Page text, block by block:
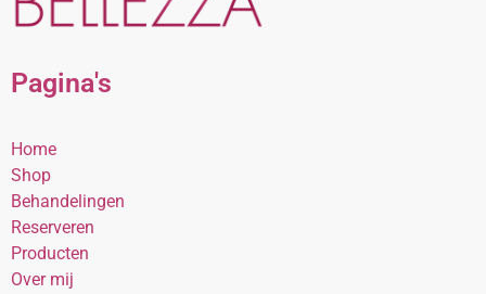
Pagina's
Home
Shop
Behandelingen
Reserveren
Producten
Over mij